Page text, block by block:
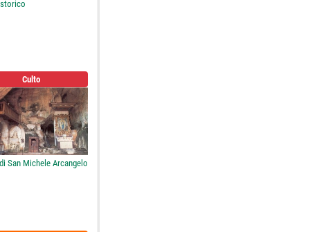
Culto
San Michele Arcangelo